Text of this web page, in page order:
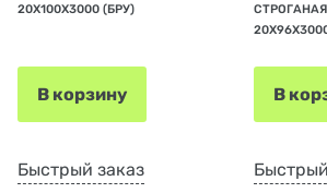
20Х100Х3000 (БРУ)
В корзину
Быстрый заказ
В